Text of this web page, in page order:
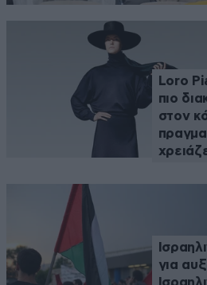
Loro
πιο
στον
για